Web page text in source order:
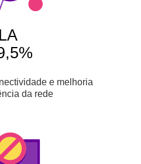
e melhoria
da rede